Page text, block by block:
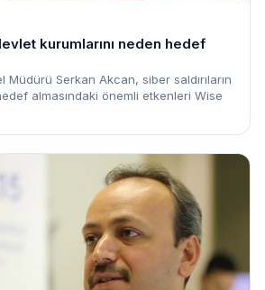
kurumlarını neden hedef
Müdürü Serkan Akcan, siber saldırıların
almasındaki önemli etkenleri Wise